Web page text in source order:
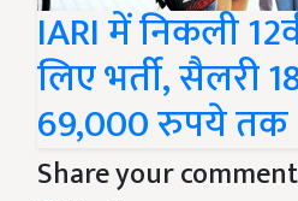
IARI में निकली
लिए भर्ती, सैलरी
69,000 रुपये तक
Share your